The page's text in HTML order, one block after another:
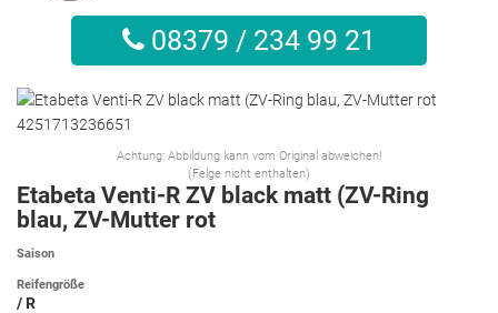
08379 / 234 99 21
Achtung: Abbildung kann vom Original abweichen!
(Felge nicht enthalten)
Etabeta Venti-R ZV black matt (ZV-Ring
blau, ZV-Mutter rot
Saison
Reifengröße
/ R